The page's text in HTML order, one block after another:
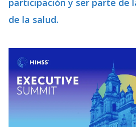
participación y ser parte de
de la salud.